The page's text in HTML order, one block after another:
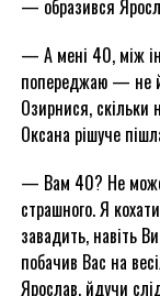
— образився
— А мені 40, між
попереджаю — не
Озирнися, скільки
Оксана рішуче
— Вам 40? Не може
страшного. Я
завадить, навіть
побачив Вас на
Ярослав, йдучи